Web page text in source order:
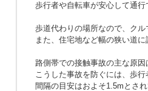
歩行者や自転車が安心して通
歩道代わりの場所なので、ク
また、住宅地など幅の狭い道
路側帯での接触事故の主な原
こうした事故を防ぐには、歩
間隔の目安はおよそ1.5mとされ